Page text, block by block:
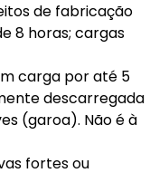
de fabricação
8 horas; cargas
carga por até 5
descarregada
(garoa). Não é à
fortes ou